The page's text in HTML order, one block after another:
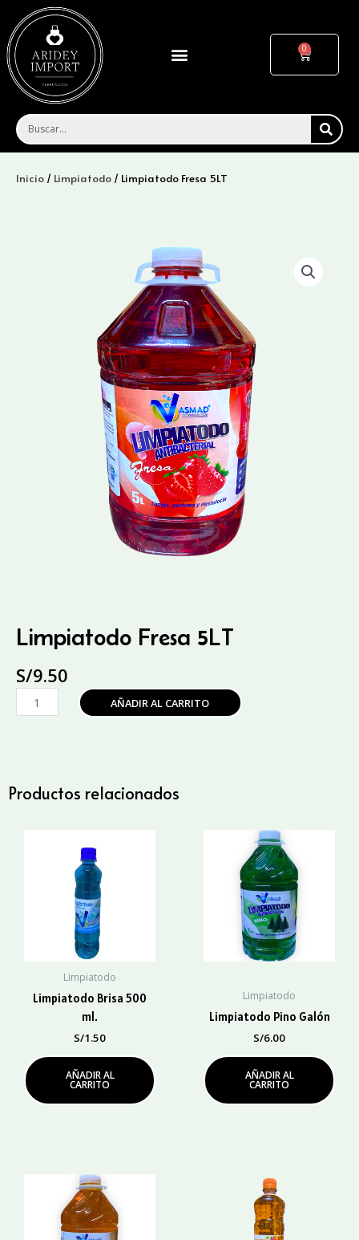
contenido
Menu Cart
Inicio / Limpiatodo / Limpiatodo Fresa 5LT
Limpiatodo Fresa 5LT
S/9.50
Limpiatodo
Fresa
AÑADIR AL CARRITO
Productos relacionados
Limpiatodo
Limpiatodo Brisa 500
ml.
S/1.50
AÑADIR AL
CARRITO
Limpiatodo
Limpiatodo Pino Galón
S/6.00
AÑADIR AL
CARRITO